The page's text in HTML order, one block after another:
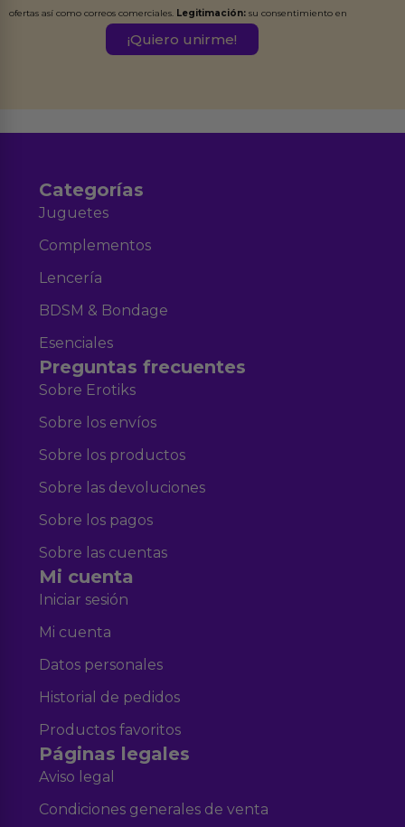
ofertas así como correos comerciales. Legitimación: su consentimiento en
Destinatarios:Ferran Roig Muñoz. Podrás ejercer tus
Categorías
Juguetes
Complementos
Lencería
BDSM & Bondage
Esenciales
Preguntas frecuentes
Sobre Erotiks
Sobre los envíos
Sobre los productos
Sobre las devoluciones
Sobre los pagos
Sobre las cuentas
Mi cuenta
Iniciar sesión
Mi cuenta
Datos personales
Historial de pedidos
Productos favoritos
Páginas legales
Aviso legal
Condiciones generales de venta